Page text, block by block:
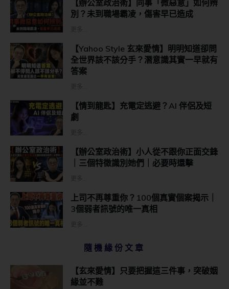
【辦公室政治術】同事「微惡意」如何辨
別？未到職場霸凌，傷害早已造成
【Yahoo Style 玄來愛情】明明知道卻問
全世界該不該分手？潛意識其實一早就有
答案
【情到龍匙】充電定逃避？AI 伴侶及短
劇
【辦公室政治術】小人從不跟你正面交鋒
｜三個特徵識別她們｜必要時還擊
上司不再尊重你？100個真實個案揭示｜
3個弱者訊號的唯一真相
隨機緣份文章
【玄來愛情】只要把握這三件事，突破姻
緣並不難